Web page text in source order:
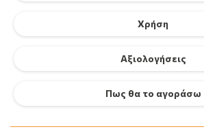
Χρήση
Αξιολογήσεις
Πως θα το αγοράσω